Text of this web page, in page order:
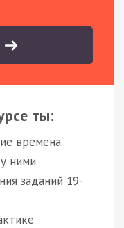
ты:
времена
ними
заданий 19-